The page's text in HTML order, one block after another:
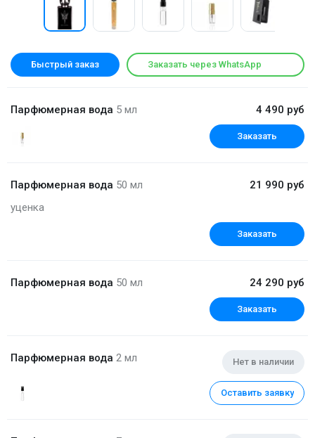
Быстрый заказ Заказать через WhatsApp
Парфюмерная вода 5 мл 4 490 руб
Заказать
Парфюмерная вода 50 мл
уценка
21 990 руб
Заказать
Парфюмерная вода 50 мл 24 290 руб
Заказать
Парфюмерная вода 2 мл Нет в наличии
Оставить заявку